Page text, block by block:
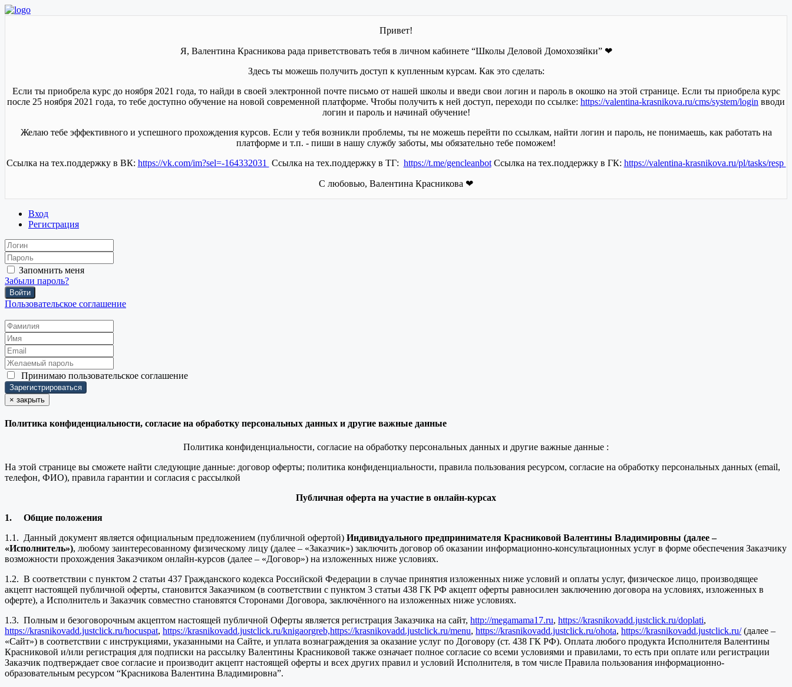
Привет!
Я, Валентина Красникова рада приветствовать тебя в личном кабинете “Школы Деловой Домохозяйки” ❤
Здесь ты можешь получить доступ к купленным курсам. Как это сделать:
Если ты приобрела курс до ноября 2021 года, то найди в своей электронной почте письмо от нашей школы и введи свои логин и пароль в окошко на этой странице. Если ты приобрела курс
после 25 ноября 2021 года, то тебе доступно обучение на новой современной платформе. Чтобы получить к ней доступ, переходи по ссылке: https://valentina-krasnikova.ru/cms/system/login вводи
логин и пароль и начинай обучение!
Желаю тебе эффективного и успешного прохождения курсов. Если у тебя возникли проблемы, ты не можешь перейти по ссылкам, найти логин и пароль, не понимаешь, как работать на
платформе и т.п. - пиши в нашу службу заботы, мы обязательно тебе поможем!
Ссылка на тех.поддержку в ВК: https://vk.com/im?sel=-164332031 Ссылка на тех.поддержку в ТГ: https://t.me/gencleanbotСсылка на тех.поддержку в ГК: https://valentina-krasnikova.ru/pl/tasks/resp
С любовью, Валентина Красникова ❤
Вход
Регистрация
Запомнить меня
Забыли пароль?
Войти
Пользовательское соглашение
Принимаю пользовательское соглашение
× закрыть
Политика конфиденциальности, согласие на обработку персональных данных и другие важные данные
Политика конфиденциальности, согласие на обработку персональных данных и другие важные данные :
На этой странице вы сможете найти следующие данные: договор оферты; политика конфиденциальности, правила пользования ресурсом, согласие на обработку персональных данных (email,
телефон, ФИО), правила гарантии и согласия с рассылкой
Публичная оферта на участие в онлайн-курсах
1. Общие положения
1.1. Данный документ является официальным предложением (публичной офертой) Индивидуального предпринимателя Красниковой Валентины Владимировны (далее –
«Исполнитель»), любому заинтересованному физическому лицу (далее – «Заказчик») заключить договор об оказании информационно-консультационных услуг в форме обеспечения Заказчику
возможности прохождения Заказчиком онлайн-курсов (далее – «Договор») на изложенных ниже условиях.
1.2. В соответствии с пунктом 2 статьи 437 Гражданского кодекса Российской Федерации в случае принятия изложенных ниже условий и оплаты услуг, физическое лицо, производящее
акцепт настоящей публичной оферты, становится Заказчиком (в соответствии с пунктом 3 статьи 438 ГК РФ акцепт оферты равносилен заключению договора на условиях, изложенных в
оферте), а Исполнитель и Заказчик совместно становятся Сторонами Договора, заключённого на изложенных ниже условиях.
1.3. Полным и безоговорочным акцептом настоящей публичной Оферты является регистрация Заказчика на сайт, http://megamama17.ru, https://krasnikovadd.justclick.ru/doplati,
https://krasnikovadd.justclick.ru/hocuspat, https://krasnikovadd.justclick.ru/knigaorgreb,https://krasnikovadd.justclick.ru/menu, https://krasnikovadd.justclick.ru/ohota, https://krasnikovadd.justclick.ru/(далее –
«Сайт») в соответствии с инструкциями, указанными на Сайте, и уплата вознаграждения за оказание услуг по Договору (ст. 438 ГК РФ). Оплата любого продукта Исполнителя Валентины
Красниковой и/или регистрация для подписки на рассылку Валентины Красниковой также означает полное согласие со всеми условиями и правилами, то есть при оплате или регистрации
Заказчик подтверждает свое согласие и производит акцепт настоящей оферты и всех других правил и условий Исполнителя, в том числе Правила пользования информационно-
образовательным ресурсом “Красникова Валентина Владимировна”.